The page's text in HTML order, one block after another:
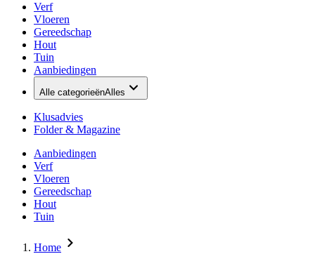
Verf
Vloeren
Gereedschap
Hout
Tuin
Aanbiedingen
Alle categorieënAlles
Klusadvies
Folder & Magazine
Aanbiedingen
Verf
Vloeren
Gereedschap
Hout
Tuin
Home